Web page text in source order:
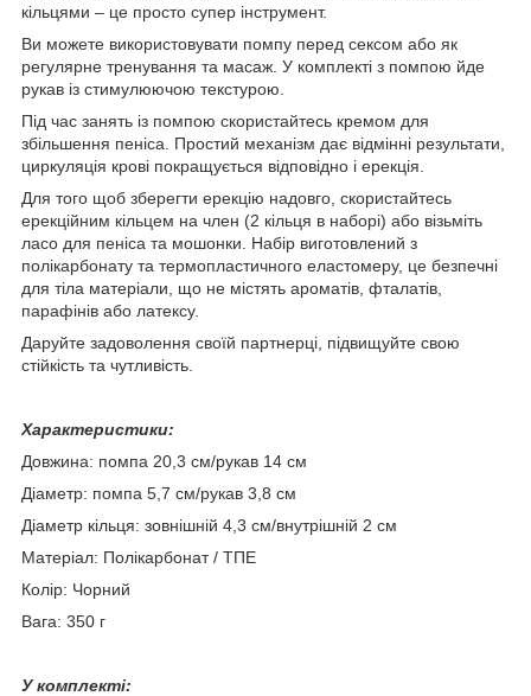
кільцями – це просто супер інструмент.
Ви можете використовувати помпу перед сексом або як
регулярне тренування та масаж. У комплекті з помпою йде
рукав із стимулюючою текстурою.
Під час занять із помпою скористайтесь кремом для
збільшення пеніса. Простий механізм дає відмінні результати,
циркуляція крові покращується відповідно і ерекція.
Для того щоб зберегти ерекцію надовго, скористайтесь
ерекційним кільцем на член (2 кільця в наборі) або візьміть
ласо для пеніса та мошонки. Набір виготовлений з
полікарбонату та термопластичного еластомеру, це безпечні
для тіла матеріали, що не містять ароматів, фталатів,
парафінів або латексу.
Даруйте задоволення своїй партнерці, підвищуйте свою
стійкість та чутливість.
Характеристики:
Довжина: помпа 20,3 см/рукав 14 см
Діаметр: помпа 5,7 см/рукав 3,8 см
Діаметр кільця: зовнішній 4,3 см/внутрішній 2 см
Матеріал: Полікарбонат / ТПЕ
Колір: Чорний
Вага: 350 г
У комплекті: